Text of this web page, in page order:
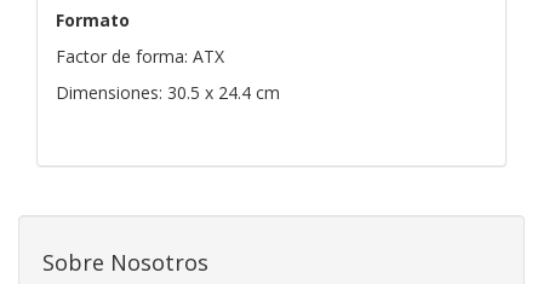
Formato
Factor de forma: ATX
Dimensiones: 30.5 x 24.4 cm
Sobre Nosotros